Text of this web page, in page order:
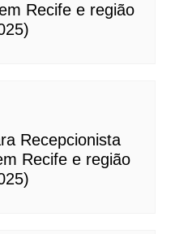
Recife e região
Recepcionista
Recife e região